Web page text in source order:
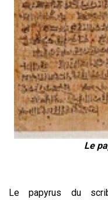
Le
Le papyrus du